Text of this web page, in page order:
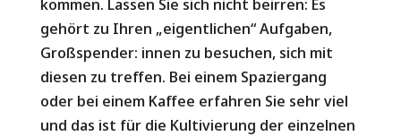
gehört zu Ihren „eigentlichen“ Aufgaben,
Großspender: innen zu besuchen, sich mit
diesen zu treffen. Bei einem Spaziergang
oder bei einem Kaffee erfahren Sie sehr viel
und das ist für die Kultivierung der einzelnen